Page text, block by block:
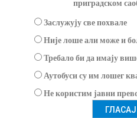
приградском
Заслужују све похвале
Није лоше али може и
Требало би да имају
Аутобуси су им лошег
Не користим јавни